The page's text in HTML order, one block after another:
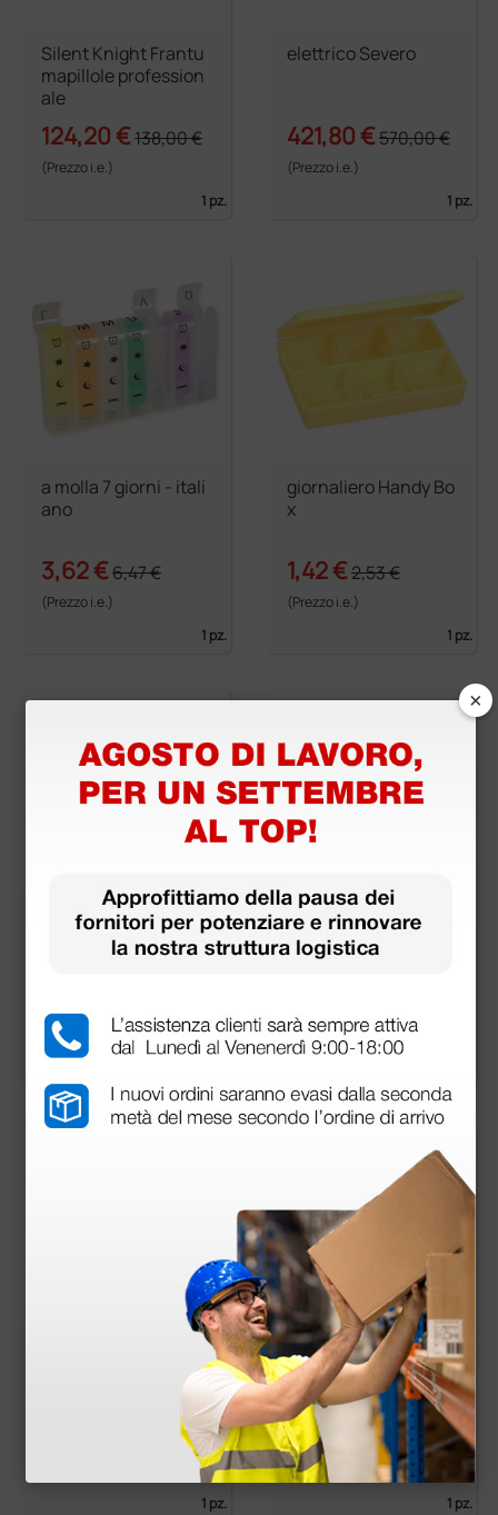
Silent Knight Frantu
mapillole profession
ale
124,20 €138,00 €
(Prezzo i.e.)
1 pz.
elettrico Severo
421,80 €570,00 €
(Prezzo i.e.)
1 pz.
a molla 7 giorni - itali
ano
3,62 €6,47 €
(Prezzo i.e.)
1 pz.
giornaliero Handy Bo
x
1,42 €2,53 €
(Prezzo i.e.)
1 pz.
settimanale - bianco
2,46 €
(Prezzo i.e.)
settimanale 7 giorni
x 4
(Prezzo i.e.)
Portapillole 2×7 giorn
1 pz.
Portapillole con time
r
4,65 € 8,30 €
(Prezzo i.e.)
1 pz.
×